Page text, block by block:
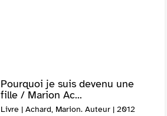
Pourquoi je suis devenu une
fille / Marion Ac...
Livre | Achard, Marion. Auteur | 2012